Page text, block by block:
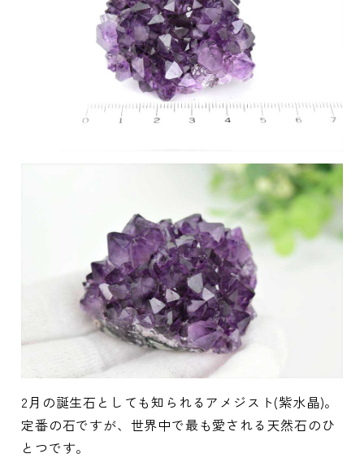
2月の誕生石としても知られるアメジスト(紫水晶)。
定番の石ですが、世界中で最も愛される天然石のひ
とつです。